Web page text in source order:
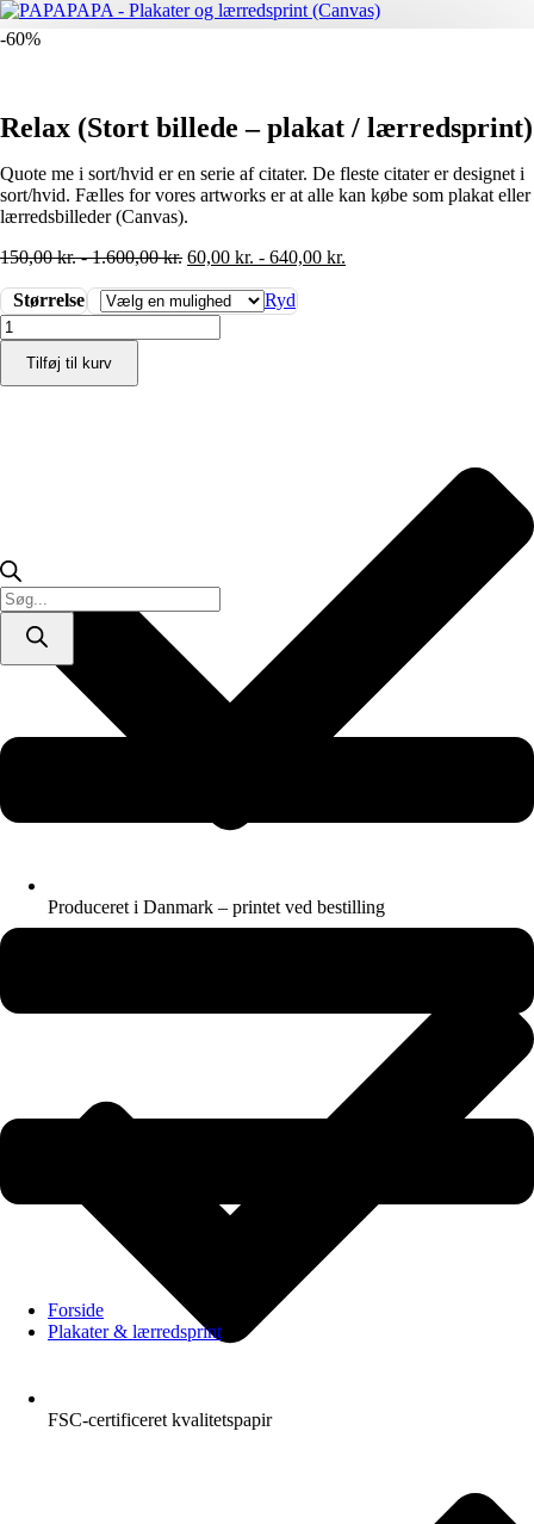
Products
search
Forside
Plakater & lærredsprint
-60%
Relax (Stort billede – plakat / lærredsprint)
Quote me i sort/hvid er en serie af citater. De fleste citater er designet i
sort/hvid. Fælles for vores artworks er at alle kan købe som plakat eller
lærredsbilleder (Canvas).
150,00kr.-1.600,00kr. 60,00 kr. - 640,00 kr.
Størrelse
Ryd
Relax
(Stort
billede
-
Tilføj til kurv
Produceret i Danmark – printet ved bestilling
FSC-certificeret kvalitetspapir